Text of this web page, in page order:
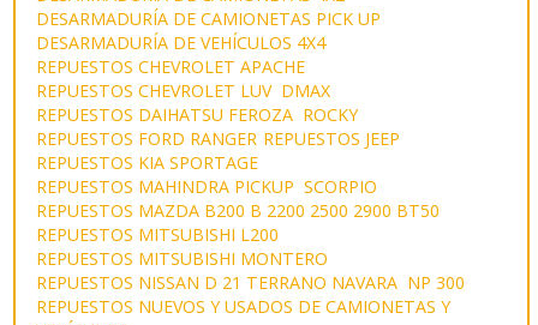
DESARMADURÍA DE CAMIONETAS PICK UP
DESARMADURÍA DE VEHÍCULOS 4X4
REPUESTOS CHEVROLET APACHE
REPUESTOS CHEVROLET LUV DMAX
REPUESTOS DAIHATSU FEROZA ROCKY
REPUESTOS FORD RANGER REPUESTOS JEEP
REPUESTOS KIA SPORTAGE
REPUESTOS MAHINDRA PICKUP SCORPIO
REPUESTOS MAZDA B200 B 2200 2500 2900 BT50
REPUESTOS MITSUBISHI L200
REPUESTOS MITSUBISHI MONTERO
REPUESTOS NISSAN D 21 TERRANO NAVARA NP 300
REPUESTOS NUEVOS Y USADOS DE CAMIONETAS Y